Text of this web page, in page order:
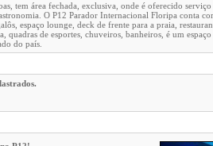
tem área fechada, exclusiva, onde é oferecido
O P12 Parador Internacional Floripa conta
espaço lounge, deck de frente para a praia,
quadras de esportes, chuveiros, banheiros, é um
do país.